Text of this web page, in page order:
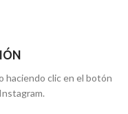
haciendo clic en el botón